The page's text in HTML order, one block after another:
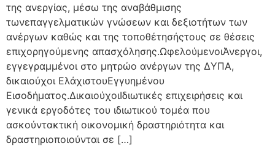
της ανεργίας, μέσω της αναβάθμισης
τωνεπαγγελματικών γνώσεων και δεξιοτήτων των
ανέργων καθώς και της τοποθέτησήςτους σε θέσεις
επιχορηγούμενης απασχόλησης.ΩφελούμενοιΆνεργοι,
εγγεγραμμένοι στο μητρώο ανέργων της ΔΥΠΑ,
δικαιούχοι ΕλάχιστουΕγγυημένου
Εισοδήματος.ΔικαιούχοιΙδιωτικές επιχειρήσεις και
γενικά εργοδότες του ιδιωτικού τομέα που
ασκούντακτική οικονομική δραστηριότητα και
δραστηριοποιούνται σε […]